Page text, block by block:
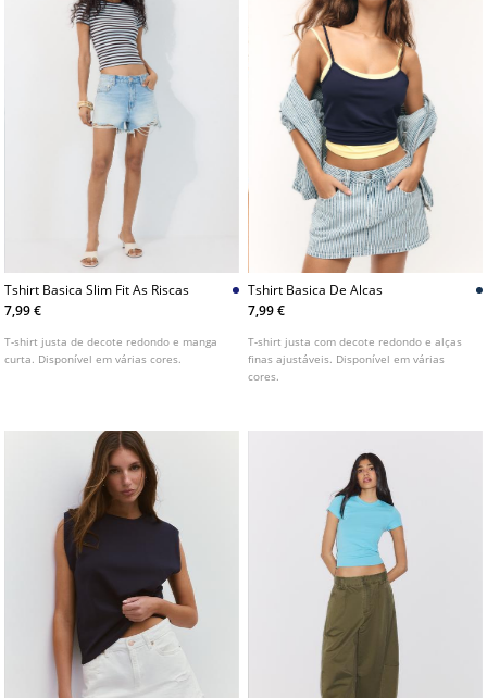
Tshirt Basica Slim Fit As Riscas
7,99 €
T-shirt justa de decote redondo e manga
curta. Disponível em várias cores.
Tshirt Basica De Alcas
7,99 €
T-shirt justa com decote redondo e alças
finas ajustáveis. Disponível em várias
cores.